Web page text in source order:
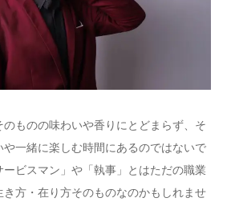
のものの味わいや香りにとどまらず、そ
一緒に楽しむ時間にあるのではないで
ービスマン」や「執事」とはただの職業
方・在り方そのものなのかもしれませ